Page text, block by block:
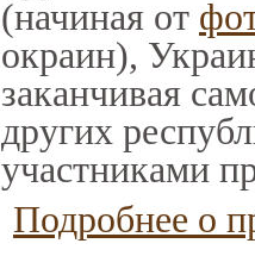
(начиная от
окраин),
заканчивая
других
участниками
Подробнее о